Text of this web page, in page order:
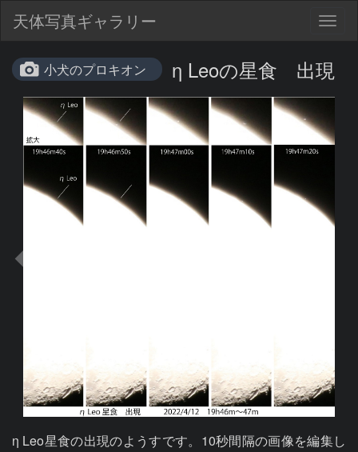
天体写真ギャラリー
小犬のプロキオン η Leoの星食 出現
η Leo星食の出現のようすです。10秒間隔の画像を編集し